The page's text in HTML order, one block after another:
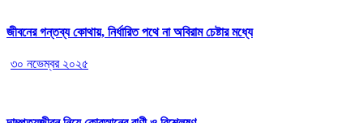
জীবনের গন্তব্য কোথায়, নির্ধারিত পথে না অবিরাম চেষ্টার মধ্যে
৩০ নভেম্বর ২০২৫